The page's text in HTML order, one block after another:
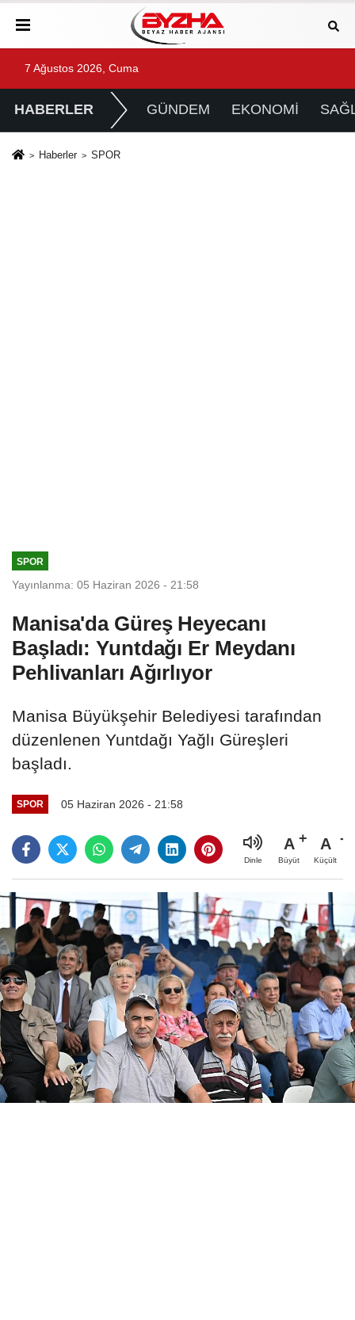
7 Ağustos 2026, Cuma
HABERLER GÜNDEM EKONOMİ
Haberler SPOR
SPOR
Yayınlanma: 05 Haziran 2026 - 21:58
Manisa'da Güreş Heyecanı
Başladı: Yuntdağı Er Meydanı
Pehlivanları Ağırlıyor
Manisa Büyükşehir Belediyesi tarafından
düzenlenen Yuntdağı Yağlı Güreşleri
başladı.
SPOR 05 Haziran 2026 - 21:58
Dinle
A
Büyüt
A
Küçült